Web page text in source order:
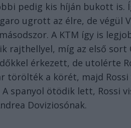
pedig kis híján bukott is.
ugrott az élre, de végül
A KTM így is
rajthellyel, míg az első
érkezett, de utolérte
törölték a körét, majd Rossi
spanyol ötödik lett, Rossi
Doviziosónak.